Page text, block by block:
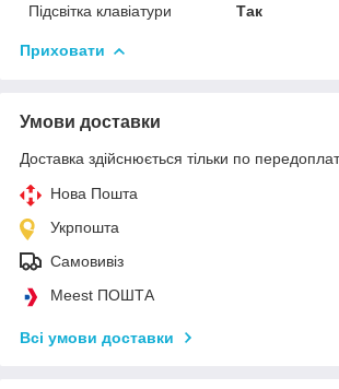
Підсвітка клавіатури
Так
Приховати
Умови доставки
Доставка здійснюється тільки по
Нова Пошта
Укрпошта
Самовивіз
Meest ПОШТА
Всі умови доставки